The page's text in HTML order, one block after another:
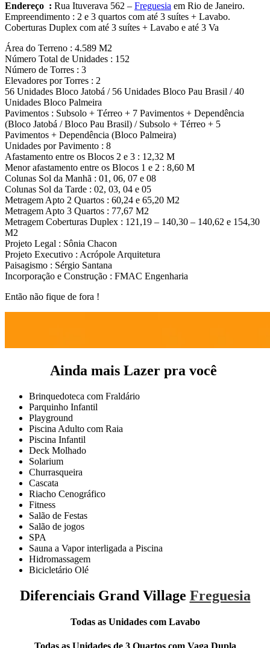
Endereço : Rua Ituverava 562 – Freguesia em Rio de Janeiro.
Empreendimento : 2 e 3 quartos com até 3 suítes + Lavabo.
Coberturas Duplex com até 3 suítes + Lavabo e até 3 Va
Área do Terreno : 4.589 M2
Número Total de Unidades : 152
Número de Torres : 3
Elevadores por Torres : 2
56 Unidades Bloco Jatobá / 56 Unidades Bloco Pau Brasil / 40
Unidades Bloco Palmeira
Pavimentos : Subsolo + Térreo + 7 Pavimentos + Dependência
(Bloco Jatobá / Bloco Pau Brasil) / Subsolo + Térreo + 5
Pavimentos + Dependência (Bloco Palmeira)
Unidades por Pavimento : 8
Afastamento entre os Blocos 2 e 3 : 12,32 M
Menor afastamento entre os Blocos 1 e 2 : 8,60 M
Colunas Sol da Manhã : 01, 06, 07 e 08
Colunas Sol da Tarde : 02, 03, 04 e 05
Metragem Apto 2 Quartos : 60,24 e 65,20 M2
Metragem Apto 3 Quartos : 77,67 M2
Metragem Coberturas Duplex : 121,19 – 140,30 – 140,62 e 154,30
M2
Projeto Legal : Sônia Chacon
Projeto Executivo : Acrópole Arquitetura
Paisagismo : Sérgio Santana
Incorporação e Construção : FMAC Engenharia
Então não fique de fora !
Ainda mais Lazer pra você
Brinquedoteca com Fraldário
Parquinho Infantil
Playground
Piscina Adulto com Raia
Piscina Infantil
Deck Molhado
Solarium
Churrasqueira
Cascata
Riacho Cenográfico
Fitness
Salão de Festas
Salão de jogos
SPA
Sauna a Vapor interligada a Piscina
Hidromassagem
Bicicletário Olé
Diferenciais Grand Village Freguesia
Todas as Unidades com Lavabo
Todas as Unidades de 3 Quartos com Vaga Dupla